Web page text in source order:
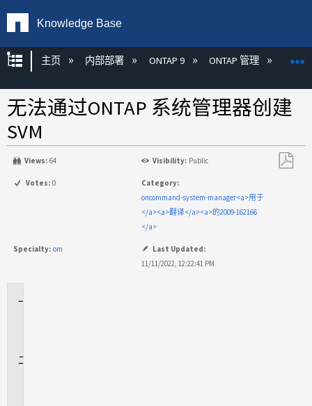
Knowledge Base
扩展/隐缩全局层次
主页 内部部署 ONTAP 9 ONTAP 管理
无法通过ONTAP 系统管理器创建
SVM
Views: 64 Visibility: Public
Votes: 0
Category:
oncommand-system-manager<a>用于
</a><a>翻译</a><a>的2009-162166
</a>
Specialty: om
Last Updated:
11/11/2022, 12:22:41 PM